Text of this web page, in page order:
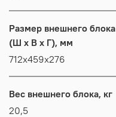
Размер внешнего блока
(Ш x В x Г), мм
712x459x276
Вес внешнего блока, кг
20,5